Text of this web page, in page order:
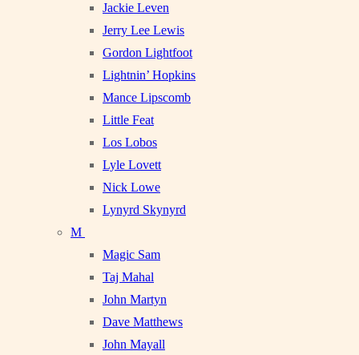
Jackie Leven
Jerry Lee Lewis
Gordon Lightfoot
Lightnin’ Hopkins
Mance Lipscomb
Little Feat
Los Lobos
Lyle Lovett
Nick Lowe
Lynyrd Skynyrd
M
Magic Sam
Taj Mahal
John Martyn
Dave Matthews
John Mayall